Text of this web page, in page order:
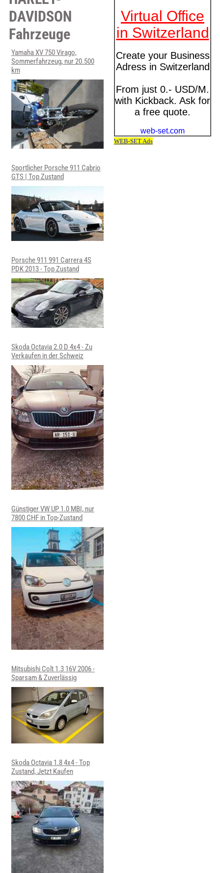
DAVIDSON
Fahrzeuge
Yamaha XV 750 Virago,
Sommerfahrzeug, nur 20.500
km
Sportlicher Porsche 911 Cabrio
GTS | Top Zustand
Porsche 911 991 Carrera 4S
PDK 2013 - Top Zustand
Skoda Octavia 2.0 D 4x4 - Zu
Verkaufen in der Schweiz
Günstiger VW UP 1.0 MBI, nur
7800 CHF in Top-Zustand
Mitsubishi Colt 1.3 16V 2006 -
Sparsam & Zuverlässig
Skoda Octavia 1.8 4x4 - Top
Zustand, Jetzt Kaufen